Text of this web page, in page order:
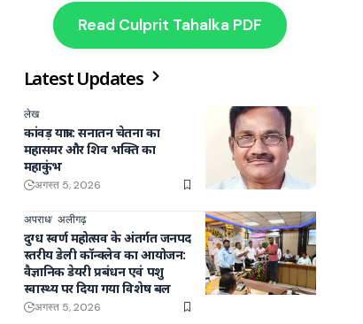
Read Culprit Tahalka PDF
Latest Updates
लेख
कांवड़ यात्रा : सनातन चेतना का
महासमर और शिव भक्ति का
महाकुंभ
अगस्त 5, 2026
अपराध अलीगढ़
दुग्ध स्वर्ण महोत्सव के अंतर्गत जनपद
स्तरीय डेली कॉन्क्लेव का आयोजन:
वैज्ञानिक डेयरी प्रबंधन एवं पशु
स्वास्थ्य पर दिया गया विशेष बल
अगस्त 5, 2026